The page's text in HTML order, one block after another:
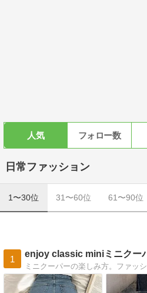
人気 フォロー数
日常ファッション
1〜30位 31〜60位 61〜90位
1
enjoy classic miniミニクー